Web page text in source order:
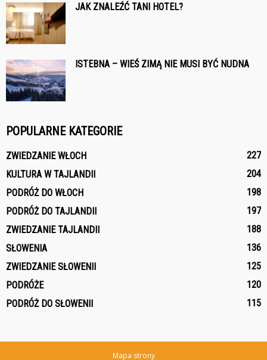
JAK ZNALEŹĆ TANI HOTEL?
ISTEBNA – WIEŚ ZIMĄ NIE MUSI BYĆ NUDNA
POPULARNE KATEGORIE
ZWIEDZANIE WŁOCH
227
KULTURA W TAJLANDII
204
PODRÓŻ DO WŁOCH
198
PODRÓŻ DO TAJLANDII
197
ZWIEDZANIE TAJLANDII
188
SŁOWENIA
136
ZWIEDZANIE SŁOWENII
125
PODRÓŻE
120
PODRÓŻ DO SŁOWENII
115
Mapa strony